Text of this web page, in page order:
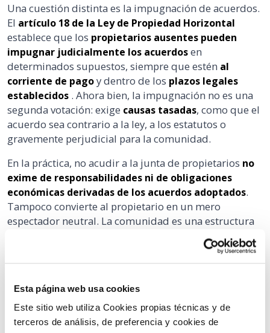
Esta página web usa cookies
Este sitio web utiliza Cookies propias técnicas y de
terceros de análisis, de preferencia y cookies de
Una cuestión distinta es la impugnación de acuerdos.
El artículo 18 de la Ley de Propiedad Horizontal
establece que los propietarios ausentes pueden
impugnar judicialmente los acuerdosen
determinados supuestos, siempre que estén al
corriente de pagoy dentro de los plazos legales
establecidos . Ahora bien, la impugnación no es una
segunda votación: exige causas tasadas, como que el
acuerdo sea contrario a la ley, a los estatutos o
gravemente perjudicial para la comunidad.
En la práctica, no acudir a la junta de propietarios no
exime de responsabilidades ni de obligaciones
económicas derivadas de los acuerdos adoptados.
Tampoco convierte al propietario en un mero
espectador neutral. La comunidad es una estructura
la pasividad también produce
Conclusión
Asistir a la junta de propietarios no es obligatorio en
sentido estricto, pero sí es una decisión que tiene